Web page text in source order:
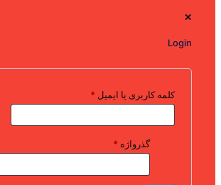
✕
Login
کلمه کاربری یا ایمیل *
گذرواژه *